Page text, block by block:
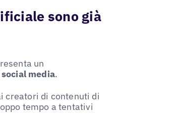
sono già
un
media.
creatori di contenuti di
tempo a tentativi